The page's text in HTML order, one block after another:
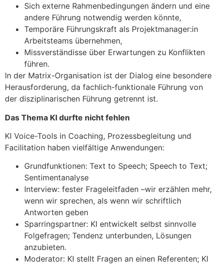
Sich externe Rahmenbedingungen ändern und eine
andere Führung notwendig werden könnte,
Temporäre Führungskraft als Projektmanager:in
Arbeitsteams übernehmen,
Missverständisse über Erwartungen zu Konflikten
führen.
In der Matrix-Organisation ist der Dialog eine besondere
Herausforderung, da fachlich-funktionale Führung von
der disziplinarischen Führung getrennt ist.
Das Thema KI durfte nicht fehlen
KI Voice-Tools in Coaching, Prozessbegleitung und
Facilitation haben vielfältige Anwendungen:
Grundfunktionen: Text to Speech; Speech to Text;
Sentimentanalyse
Interview: fester Frageleitfaden –wir erzählen mehr,
wenn wir sprechen, als wenn wir schriftlich
Antworten geben
Sparringspartner: KI entwickelt selbst sinnvolle
Folgefragen; Tendenz unterbunden, Lösungen
anzubieten.
Moderator: KI stellt Fragen an einen Referenten; KI